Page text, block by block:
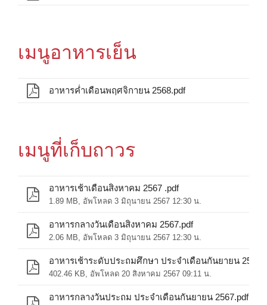
เมนูอาหารเย็น
อาหารค่ำเดือนพฤศจิกายน 2568.pdf
เมนูที่เก็บถาวร
อาหารเช้าเดือนสิงหาคม 2567 .pdf
1.89 MB, อัพโหลด 3 มิถุนายน 2567 12:30 น.
อาหารกลางวันเดือนสิงหาคม 2567.pdf
2.06 MB, อัพโหลด 3 มิถุนายน 2567 12:30 น.
อาหารเช้าระดับประถมศึกษา ประจำเดือนกันยายน
402.46 KB, อัพโหลด 20 สิงหาคม 2567 09:11 น.
อาหารกลางวันประถม ประจำเดือนกันยายน 2567.pdf